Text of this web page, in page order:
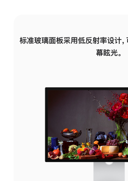
标准玻璃面板采用低反射率设计
幕眩光。